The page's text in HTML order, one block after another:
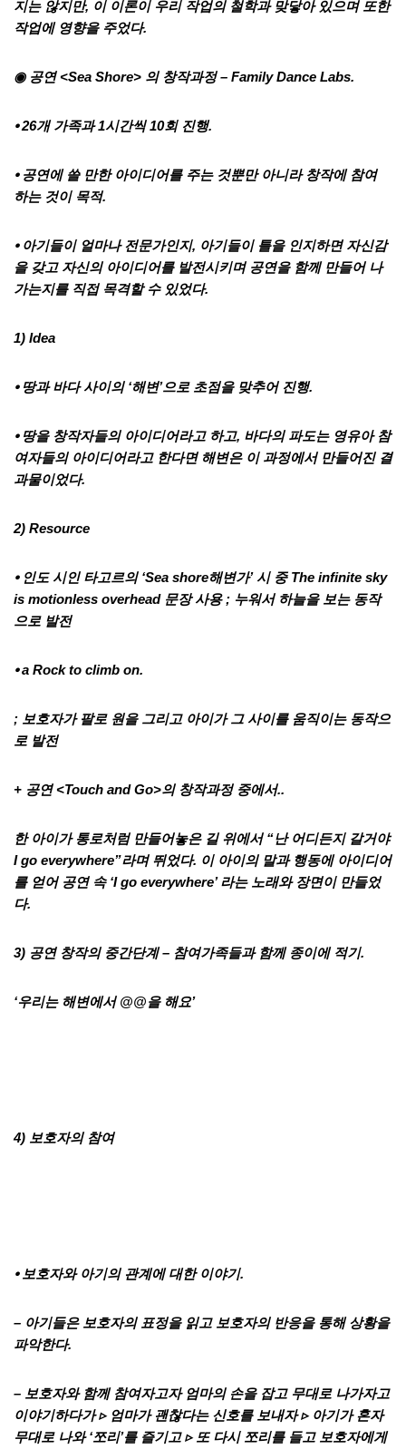
지는 않지만, 이 이론이 우리 작업의 철학과 맞닿아 있으며 또한
작업에 영향을 주었다.
◉ 공연 <Sea Shore> 의 창작과정 – Family Dance Labs.
⦁ 26개 가족과 1시간씩 10회 진행.
⦁ 공연에 쓸 만한 아이디어를 주는 것뿐만 아니라 창작에 참여
하는 것이 목적.
⦁ 아기들이 얼마나 전문가인지, 아기들이 틀을 인지하면 자신감
을 갖고 자신의 아이디어를 발전시키며 공연을 함께 만들어 나
가는지를 직접 목격할 수 있었다.
1) Idea
⦁ 땅과 바다 사이의 ‘해변’으로 초점을 맞추어 진행.
⦁ 땅을 창작자들의 아이디어라고 하고, 바다의 파도는 영유아 참
여자들의 아이디어라고 한다면 해변은 이 과정에서 만들어진 결
과물이었다.
2) Resource
⦁ 인도 시인 타고르의 ‘Sea shore해변가’ 시 중 The infinite sky
is motionless overhead 문장 사용 ; 누워서 하늘을 보는 동작
으로 발전
⦁ a Rock to climb on.
; 보호자가 팔로 원을 그리고 아이가 그 사이를 움직이는 동작으
로 발전
+ 공연<Touch and Go>의 창작과정 중에서..
한 아이가 통로처럼 만들어놓은 길 위에서 “난 어디든지 갈거야
I go everywhere”라며 뛰었다. 이 아이의 말과 행동에 아이디어
를 얻어 공연 속 ‘I go everywhere’ 라는 노래와 장면이 만들었
다.
3) 공연 창작의 중간단계 – 참여가족들과 함께 종이에 적기.
‘우리는 해변에서 @@을 해요’
4) 보호자의 참여
⦁ 보호자와 아기의 관계에 대한 이야기.
– 아기들은 보호자의 표정을 읽고 보호자의 반응을 통해 상황을
파악한다.
– 보호자와 함께 참여자고자 엄마의 손을 잡고 무대로 나가자고
이야기하다가 ▹ 엄마가 괜찮다는 신호를 보내자 ▹ 아기가 혼자
무대로 나와 ‘쪼리’를 즐기고 ▹ 또 다시 쪼리를 들고 보호자에게